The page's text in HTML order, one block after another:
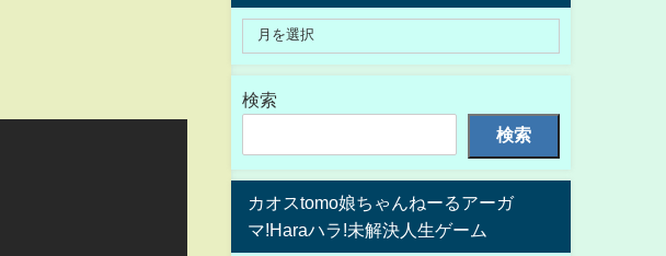
検索
検索
カオスtomo娘ちゃんねーるアーガ
マ!Haraハラ!未解決人生ゲーム